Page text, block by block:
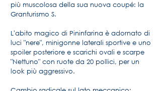
più muscolosa della sua nuova coupé: la
Granturismo S.
L'abito magico di Pininfarina è adornato di
luci "nere", minigonne laterali sportive e uno
spoiler posteriore e scarichi ovali e scarpe
"Nettuno" con ruote da 20 pollici, per un
look più aggressivo.